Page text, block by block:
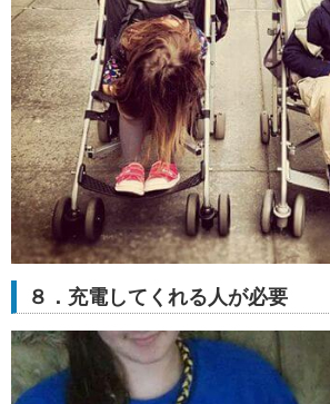
８．充電してくれる人が必要